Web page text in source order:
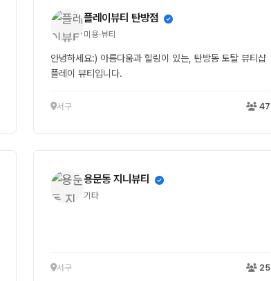
플레이뷰티 탄방점
미용·뷰티
안녕하세요:) 아름다움과 힐링이 있는, 탄방동 토탈 뷰티샵
플레이 뷰티입니다.
서구 47
용문동 지니뷰티
기타
서구 25